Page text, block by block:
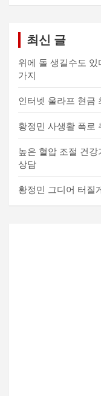
최신 글
위에 돌 생길수도
가지
인터넷 울라프 현금
황정민 사생활 폭로
높은 혈압 조절 건
상담
황정민 그디어 터질